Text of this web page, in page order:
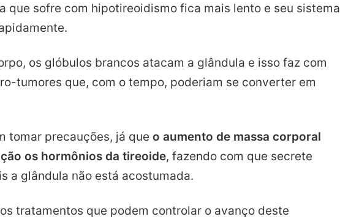
que sofre com hipotireoidismo fica mais lento e seu sistema
os glóbulos brancos atacam a glândula e isso faz com
tumores que, com o tempo, poderiam se converter em
tomar precauções, já que o aumento de massa corporal
os hormônios da tireoide, fazendo com que secrete
a glândula não está acostumada.
tratamentos que podem controlar o avanço deste